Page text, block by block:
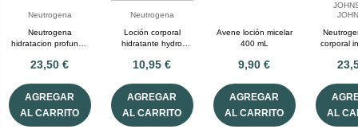
Neutrogena
Neutrogena
hidratacion profunda
seca 400 mL
23,50 €
AGREGAR
AL CARRITO
Neutrogena
Loción corporal
hidratante hydro
neutrogena
10,95 €
AGREGAR
AL CARRITO
Avene loción micelar
400 mL
9,90 €
AGREGAR
AL CARRITO
corporal
AL